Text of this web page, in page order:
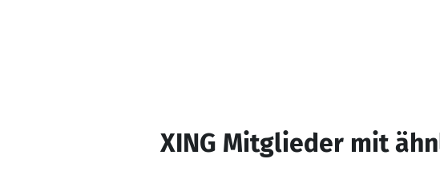
XING Mitglieder mit